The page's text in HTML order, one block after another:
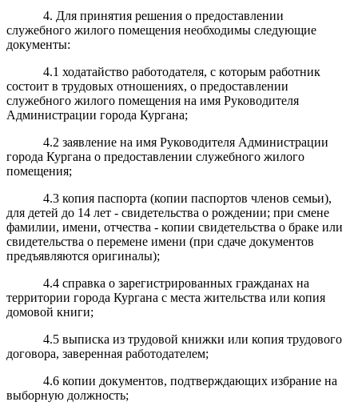
4. Для принятия решения о предоставлении
служебного жилого помещения необходимы следующие
документы:
4.1 ходатайство работодателя, с которым работник
состоит в трудовых отношениях, о предоставлении
служебного жилого помещения на имя Руководителя
Администрации города Кургана;
4.2 заявление на имя Руководителя Администрации
города Кургана о предоставлении служебного жилого
помещения;
4.3 копия паспорта (копии паспортов членов семьи),
для детей до 14 лет - свидетельства о рождении; при смене
фамилии, имени, отчества - копии свидетельства о браке или
свидетельства о перемене имени (при сдаче документов
предъявляются оригиналы);
4.4 справка о зарегистрированных гражданах на
территории города Кургана с места жительства или копия
домовой книги;
4.5 выписка из трудовой книжки или копия трудового
договора, заверенная работодателем;
4.6 копии документов, подтверждающих избрание на
выборную должность;